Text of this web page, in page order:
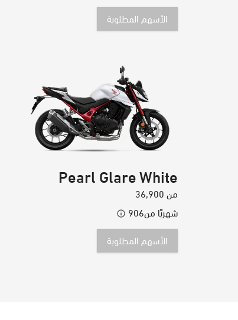
الأسهم المطلوبة
Pearl Glare White
من36,900
شهريًا من906
الأسهم المطلوبة